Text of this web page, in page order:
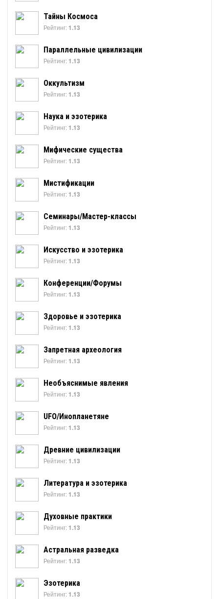
Тайны Космоса
Рейтинг: 1.13
Параллельные цивилизации
Рейтинг: 1.13
Оккультизм
Рейтинг: 1.13
Наука и эзотерика
Рейтинг: 1.13
Мифические существа
Рейтинг: 1.13
Мистификации
Рейтинг: 1.13
Семинары/Мастер-классы
Рейтинг: 1.13
Искусство и эзотерика
Рейтинг: 1.13
Конференции/Форумы
Рейтинг: 1.13
Здоровье и эзотерика
Рейтинг: 1.13
Запретная археология
Рейтинг: 1.13
Необъяснимые явления
Рейтинг: 1.13
UFO/Инопланетяне
Рейтинг: 1.13
Древние цивилизации
Рейтинг: 1.13
Литература и эзотерика
Рейтинг: 1.13
Духовные практики
Рейтинг: 1.13
Астральная разведка
Рейтинг: 1.13
Эзотерика
Рейтинг: 1.13